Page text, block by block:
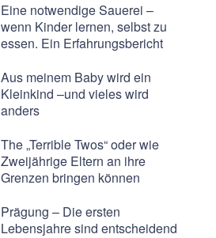
Eine notwendige Sauerei –
wenn Kinder lernen, selbst zu
essen. Ein Erfahrungsbericht
Aus meinem Baby wird ein
Kleinkind –und vieles wird
anders
The „Terrible Twos“ oder wie
Zweijährige Eltern an ihre
Grenzen bringen können
Prägung – Die ersten
Lebensjahre sind entscheidend